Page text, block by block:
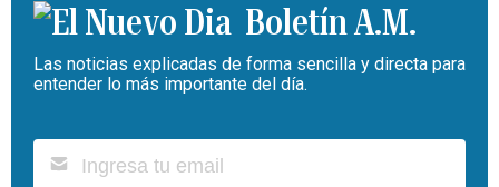
Boletín A.M.
Las noticias explicadas de forma sencilla y directa para
entender lo más importante del día.